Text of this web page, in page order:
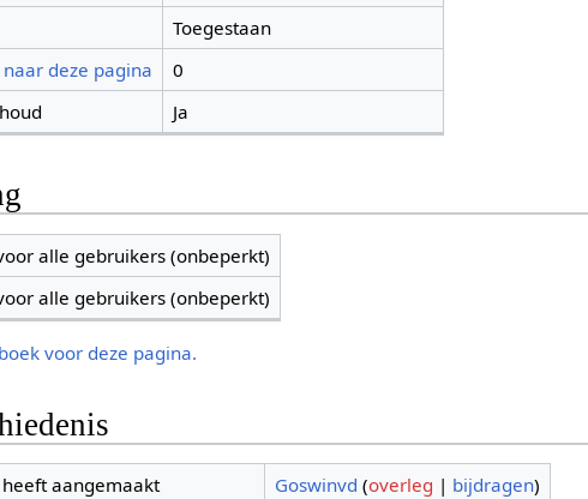
Toegestaan
deze pagina
0
Ja
alle gebruikers (onbeperkt)
alle gebruikers (onbeperkt)
voor deze pagina.
aangemaakt Goswinvd (overleg | bijdragen)